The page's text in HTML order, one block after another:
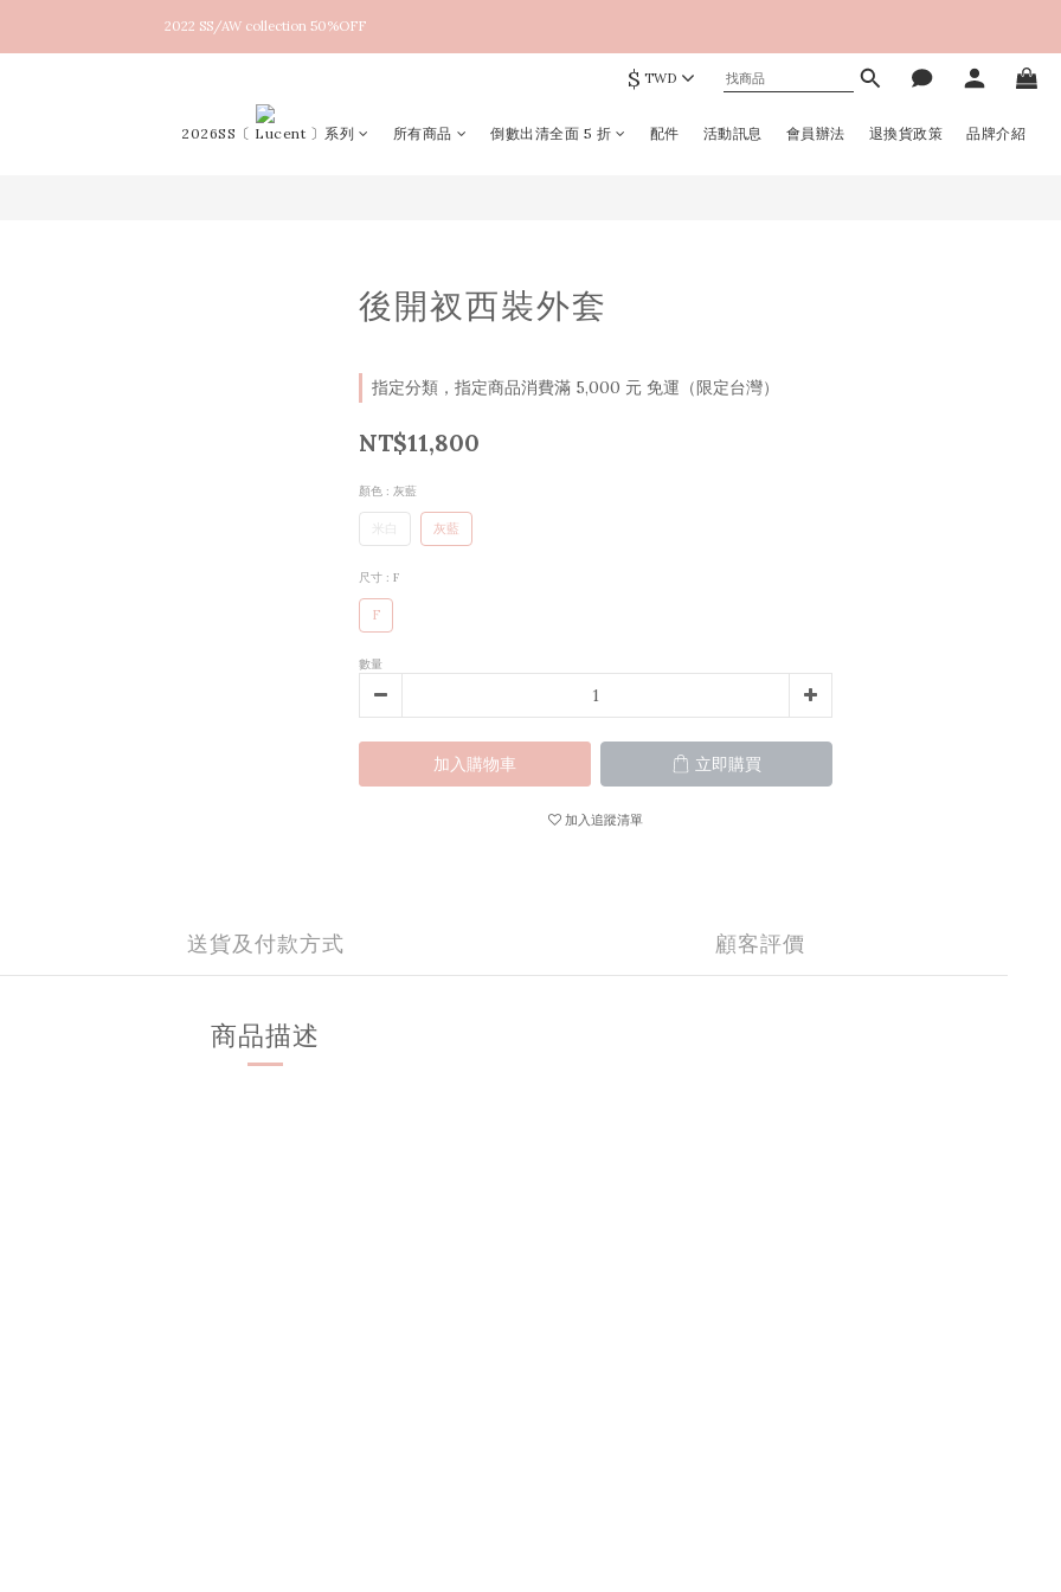
New arrival！2026SS Lucent
2022 SS/AW collection 50%OFF
$ TWD
2026SS〔 Lucent 〕系列 所有商品 倒數出清全面 5 折 配件 活動訊息 會員辦法 退換貨政策 品牌介紹
後開衩西裝外套
指定分類，指定商品消費滿 5,000 元 免運（限定台灣）
NT$11,800
顏色 : 灰藍
灰藍
尺寸 : F
F
數量
加入購物車 立即購買
加入追蹤清單
送貨及付款方式 顧客評價
商品描述
立即購買